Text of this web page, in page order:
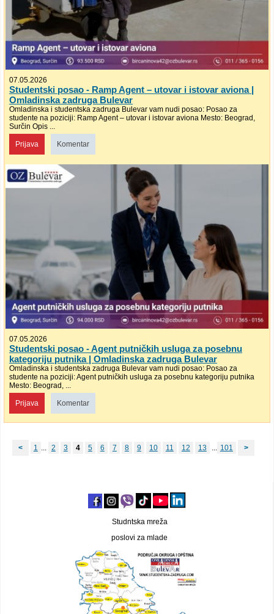
Studntska mreža
poslovi za mlade
07.05.2026
Studentski posao - Ramp Agent – utovar i istovar aviona |
Omladinska zadruga Bulevar
Omladinska i studentska zadruga Bulevar vam nudi posao: Posao za
studente na poziciji: Ramp Agent – utovar i istovar aviona Mesto: Beograd,
Surčin Opis ...
Prijava Komentar
07.05.2026
Studentski posao - Agent putničkih usluga za posebnu
kategoriju putnika | Omladinska zadruga Bulevar
Omladinska i studentska zadruga Bulevar vam nudi posao: Posao za
studente na poziciji: Agent putničkih usluga za posebnu kategoriju putnika
Mesto: Beograd, ...
Prijava Komentar
< 1 ... 2 3 4 5 6 7 8 9 10 11 12 13 ... 101 >